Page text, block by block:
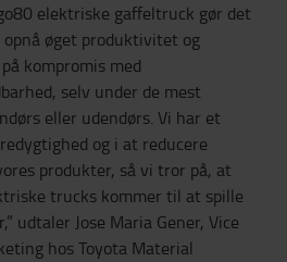
elektriske gaffeltruck gør det
øget produktivitet og
kompromis med
selv under de mest
eller udendørs. Vi har et
og i at reducere
produkter, så vi tror på, at
trucks kommer til at spille
udtaler Jose Maria Gener, Vice
hos Toyota Material